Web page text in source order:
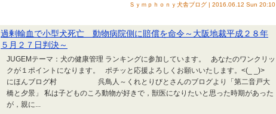
Ｓｙｍｐｈｏｎｙ犬舎ブログ | 2016.06.12 Sun 20:10
過剰輸血で小型犬死亡 動物病院側に賠償を命令～大阪地裁平成２８年
５月２７日判決～
JUGEMテーマ：犬の健康管理 ランキングに参加しています。 あなたのワンクリッ
クが１ポイントになります。 ポチッと応援よろしくお願いいたします。<(_ _)>
にほんブログ村 呉鳥人～くれとりびとさんのブログより「第二音戸大
橋と夕景」 私は子どものころ動物が好きで，獣医になりたいと思った時期があった
が，親に...